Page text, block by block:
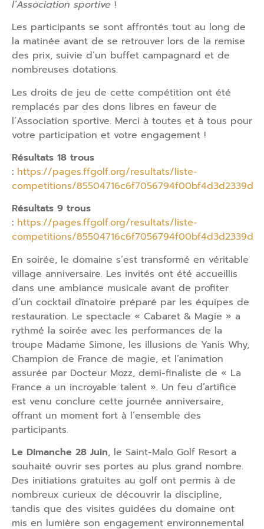
l’Association sportive !
Les participants se sont affrontés tout au long de
la matinée avant de se retrouver lors de la remise
des prix, suivie d’un buffet campagnard et de
nombreuses dotations.
Les droits de jeu de cette compétition ont été
remplacés par des dons libres en faveur de
l’Association sportive. Merci à toutes et à tous pour
votre participation et votre engagement !
Résultats 18 trous
: https://pages.ffgolf.org/resultats/liste-
competitions/85504716c6f7056794f00bf4d3d2339d
Résultats 9 trous
: https://pages.ffgolf.org/resultats/liste-
competitions/85504716c6f7056794f00bf4d3d2339d
En soirée, le domaine s’est transformé en véritable
village anniversaire. Les invités ont été accueillis
dans une ambiance musicale avant de profiter
d’un cocktail dînatoire préparé par les équipes de
restauration. Le spectacle « Cabaret & Magie » a
rythmé la soirée avec les performances de la
troupe Madame Simone, les illusions de Yanis Why,
Champion de France de magie, et l’animation
assurée par Docteur Mozz, demi-finaliste de « La
France a un incroyable talent ». Un feu d’artifice
est venu conclure cette journée anniversaire,
offrant un moment fort à l’ensemble des
participants.
Le Dimanche 28 Juin, le Saint-Malo Golf Resort a
souhaité ouvrir ses portes au plus grand nombre.
Des initiations gratuites au golf ont permis à de
nombreux curieux de découvrir la discipline,
tandis que des visites guidées du domaine ont
mis en lumière son engagement environnemental